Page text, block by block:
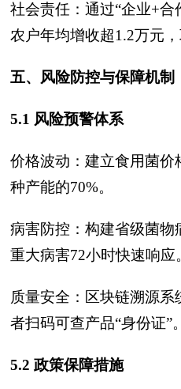
社会责任：通过“企业+合
农户年均增收超1.2万元
五、风险防控与保障机制
5.1 风险预警体系
价格波动：建立食用菌价
种产能的70%。
病害防控：构建省级菌
重大病害72小时快速响应
质量安全：区块链溯源
者扫码可查产品“身份证”。
5.2 政策保障措施